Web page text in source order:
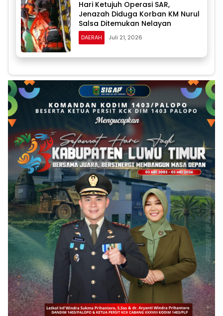
Hari Ketujuh Operasi SAR,
Jenazah Diduga Korban KM Nurul
Salsa Ditemukan Nelayan
DAERAH Juli 21, 2026